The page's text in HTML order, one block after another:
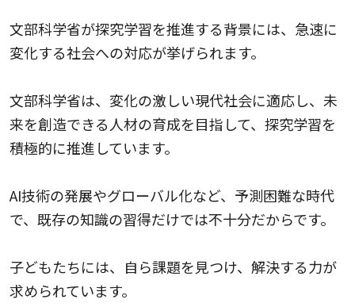
文部科学省が探究学習を推進する背景には、急速に
変化する社会への対応が挙げられます。
文部科学省は、変化の激しい現代社会に適応し、未
来を創造できる人材の育成を目指して、探究学習を
積極的に推進しています。
AI技術の発展やグローバル化など、予測困難な時代
で、既存の知識の習得だけでは不十分だからです。
子どもたちには、自ら課題を見つけ、解決する力が
求められています。